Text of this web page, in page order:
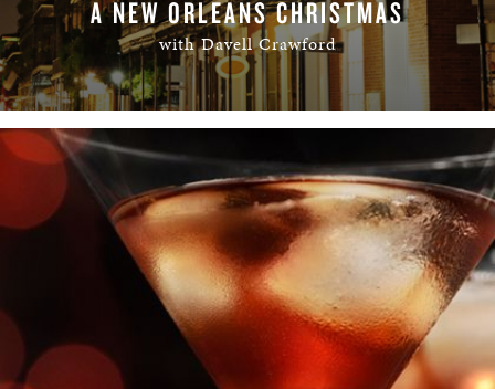
A NEW ORLEANS CHRISTMAS
with Davell Crawford